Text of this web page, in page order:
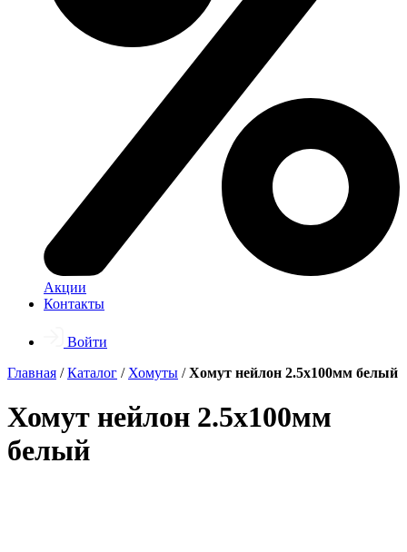
Акции
Контакты
Войти
Главная /Каталог / Хомуты /Хомут нейлон 2.5х100мм белый
Хомут нейлон 2.5х100мм
белый